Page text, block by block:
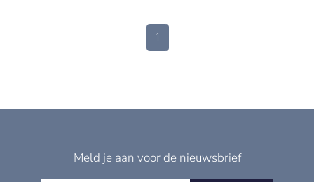
1
Meld je aan voor de nieuwsbrief